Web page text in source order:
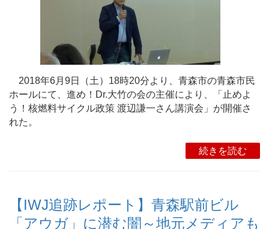
2018年6月9日（土）18時20分より、青森市の青森市民
ホールにて、進め！Dr.大竹の会の主催により、「止めよ
う！核燃料サイクル政策 渡辺謙一さん講演会」が開催さ
れた。
続きを読む
【IWJ追跡レポート】青森駅前ビル
「アウガ」に潜む闇～地元メディアも